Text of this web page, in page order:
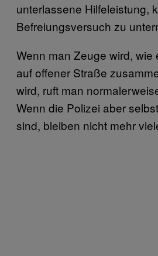
unterlassene Hilfeleistung,
Befreiungsversuch zu
Wenn man Zeuge wird,
auf offener Straße
wird, ruft man
Wenn die Polizei aber
sind, bleiben nicht mehr